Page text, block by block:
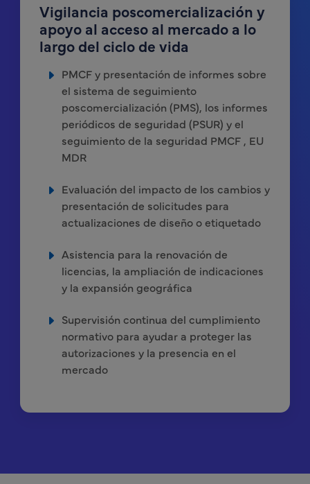
Vigilancia poscomercialización y
apoyo al acceso al mercado a lo
largo del ciclo de vida
PMCF y presentación de informes sobre
el sistema de seguimiento
poscomercialización (PMS), los informes
periódicos de seguridad (PSUR) y el
seguimiento de la seguridad PMCF , EU
MDR
Evaluación del impacto de los cambios y
presentación de solicitudes para
actualizaciones de diseño o etiquetado
Asistencia para la renovación de
licencias, la ampliación de indicaciones
y la expansión geográfica
Supervisión continua del cumplimiento
normativo para ayudar a proteger las
autorizaciones y la presencia en el
mercado